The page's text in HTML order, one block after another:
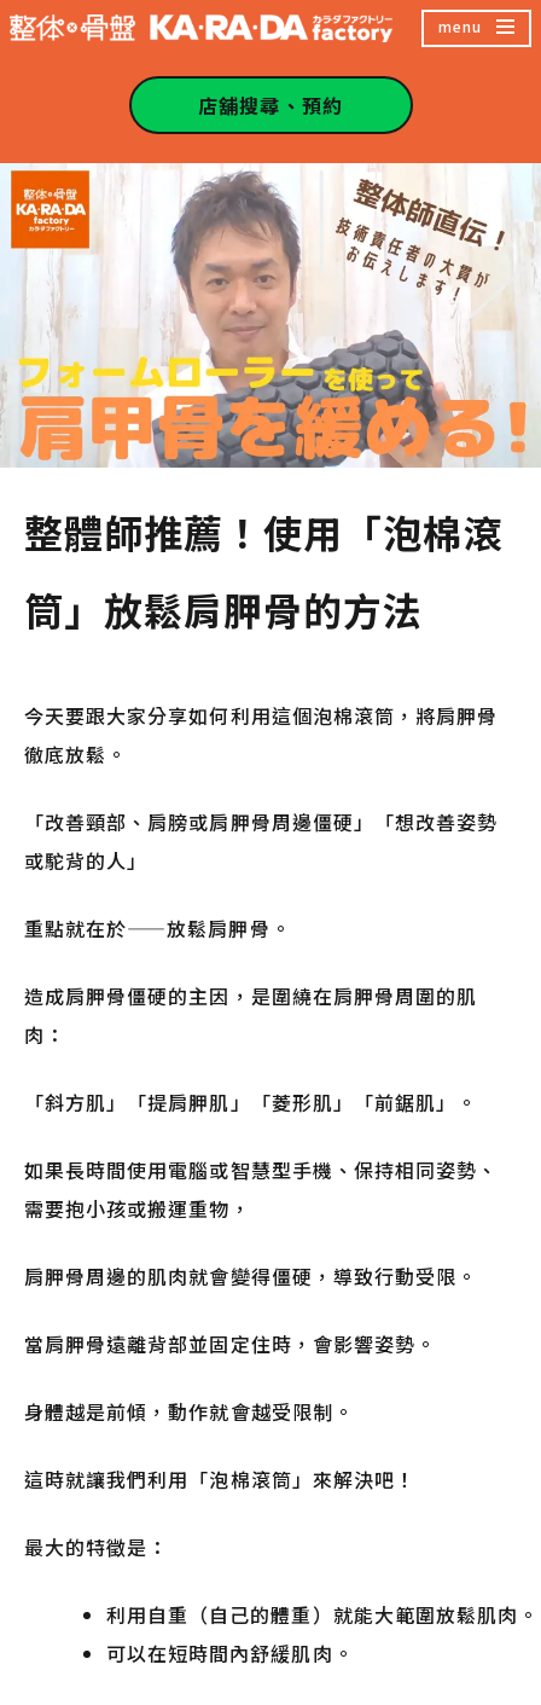
跳
容
區
menu
店舖搜尋、預約
整體師推薦！使用「泡棉滾
筒」放鬆肩胛骨的方法
今天要跟大家分享如何利用這個泡棉滾筒，將肩胛骨
徹底放鬆。
「改善頸部、肩膀或肩胛骨周邊僵硬」「想改善姿勢
或駝背的人」
重點就在於——放鬆肩胛骨。
造成肩胛骨僵硬的主因，是圍繞在肩胛骨周圍的肌
肉：
「斜方肌」「提肩胛肌」「菱形肌」「前鋸肌」。
如果長時間使用電腦或智慧型手機、保持相同姿勢、
需要抱小孩或搬運重物，
肩胛骨周邊的肌肉就會變得僵硬，導致行動受限。
當肩胛骨遠離背部並固定住時，會影響姿勢。
身體越是前傾，動作就會越受限制。
這時就讓我們利用「泡棉滾筒」來解決吧！
最大的特徵是：
利用自重（自己的體重）就能大範圍放鬆肌肉。
可以在短時間內舒緩肌肉。